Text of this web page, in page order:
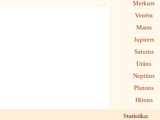
Merkurs
Venēra
Marss
Jupiters
Saturns
Urāns
Neptūns
Plutons
Hīrons
Statistika: